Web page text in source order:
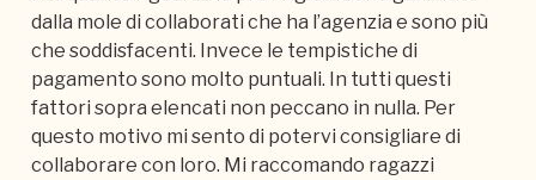
dalla mole di collaborati che ha l’agenzia e sono più
che soddisfacenti. Invece le tempistiche di
pagamento sono molto puntuali. In tutti questi
fattori sopra elencati non peccano in nulla. Per
questo motivo mi sento di potervi consigliare di
collaborare con loro. Mi raccomando ragazzi